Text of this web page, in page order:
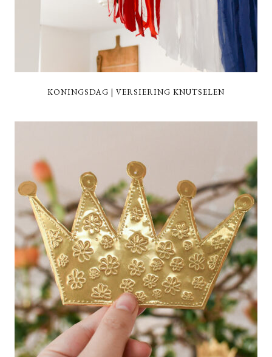
KONINGSDAG | VERSIERING KNUTSELEN